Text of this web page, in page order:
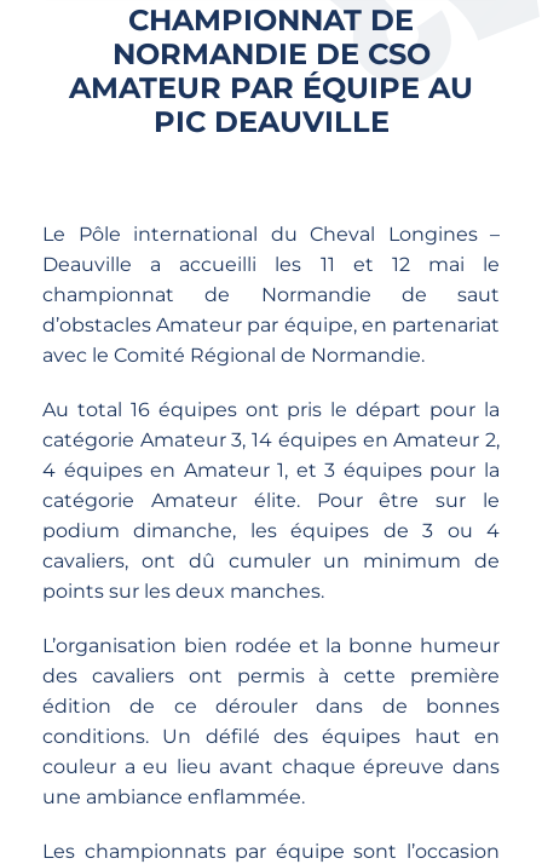
CHAMPIONNAT DE
NORMANDIE DE CSO
AMATEUR PAR ÉQUIPE AU
PIC DEAUVILLE
Le Pôle international du Cheval Longines –
Deauville a accueilli les 11 et 12 mai le
championnat de Normandie de saut
d’obstacles Amateur par équipe, en partenariat
avec le Comité Régional de Normandie.
Au total 16 équipes ont pris le départ pour la
catégorie Amateur 3, 14 équipes en Amateur 2,
4 équipes en Amateur 1, et 3 équipes pour la
catégorie Amateur élite. Pour être sur le
podium dimanche, les équipes de 3 ou 4
cavaliers, ont dû cumuler un minimum de
points sur les deux manches.
L’organisation bien rodée et la bonne humeur
des cavaliers ont permis à cette première
édition de ce dérouler dans de bonnes
conditions. Un défilé des équipes haut en
couleur a eu lieu avant chaque épreuve dans
une ambiance enflammée.
Les championnats par équipe sont l’occasion